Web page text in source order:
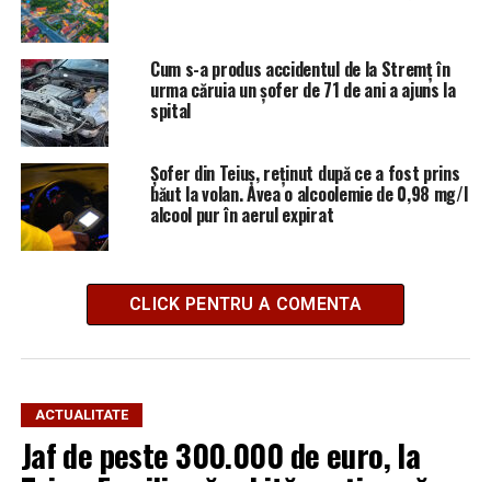
Cum s-a produs accidentul de la Stremț în
urma căruia un șofer de 71 de ani a ajuns la
spital
Șofer din Teiuș, reținut după ce a fost prins
băut la volan. Avea o alcoolemie de 0,98 mg/l
alcool pur în aerul expirat
CLICK PENTRU A COMENTA
ACTUALITATE
Jaf de peste 300.000 de euro, la